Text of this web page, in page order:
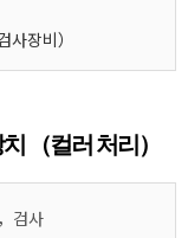
（컬러 처리）
검사